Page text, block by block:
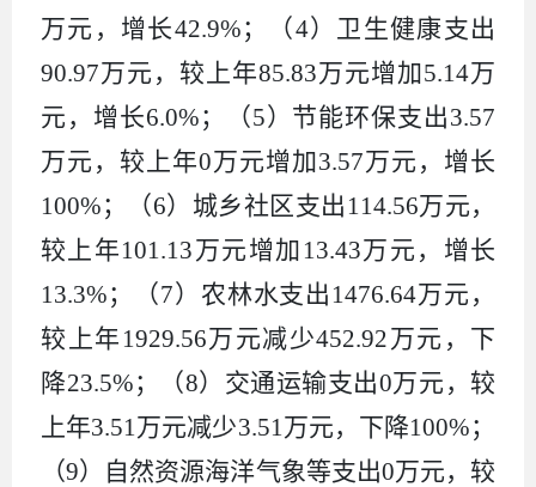
万元，增长42.9%；（4）卫生健康支出
90.97万元，较上年85.83万元增加5.14万
元， 增长6.0%；（5）节能环保支出3.57
万元，较上年0万元增加3.57万元， 增长
100%；（6）城乡社区支出 114.56万元，
较上年101.13万元增加 13.43万元，增长
13.3%；（7）农林水支出 1476.64万元，
较上年 1929.56万元减少452.92万元， 下
降23.5%；（8）交通运输支出0万元，较
上年3.51 万元减少3.51 万元， 下降100%；
（9）自然资源海洋气象等支出0万元，较